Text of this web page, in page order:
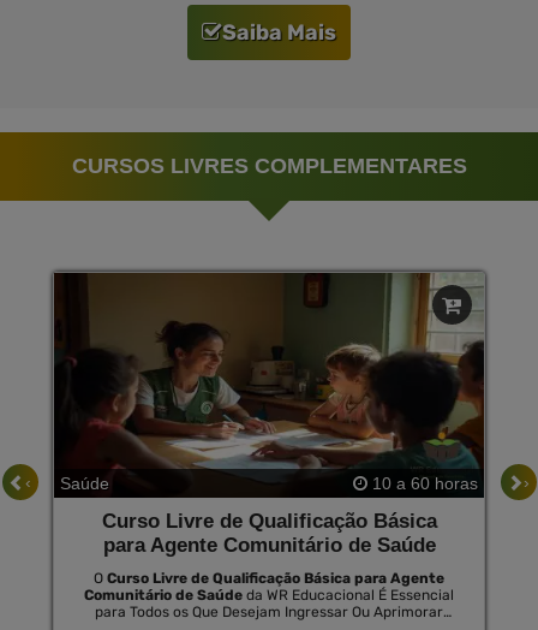
Saiba Mais
CURSOS LIVRES COMPLEMENTARES
Saúde 10 a 60 horas
Curso Livre de Qualificação Básica
para Agente Comunitário de Saúde
O Curso Livre de Qualificação Básica para Agente
Comunitário de Saúde da WR Educacional É Essencial
para Todos os Que Desejam Ingressar Ou Aprimorar
‹ ›